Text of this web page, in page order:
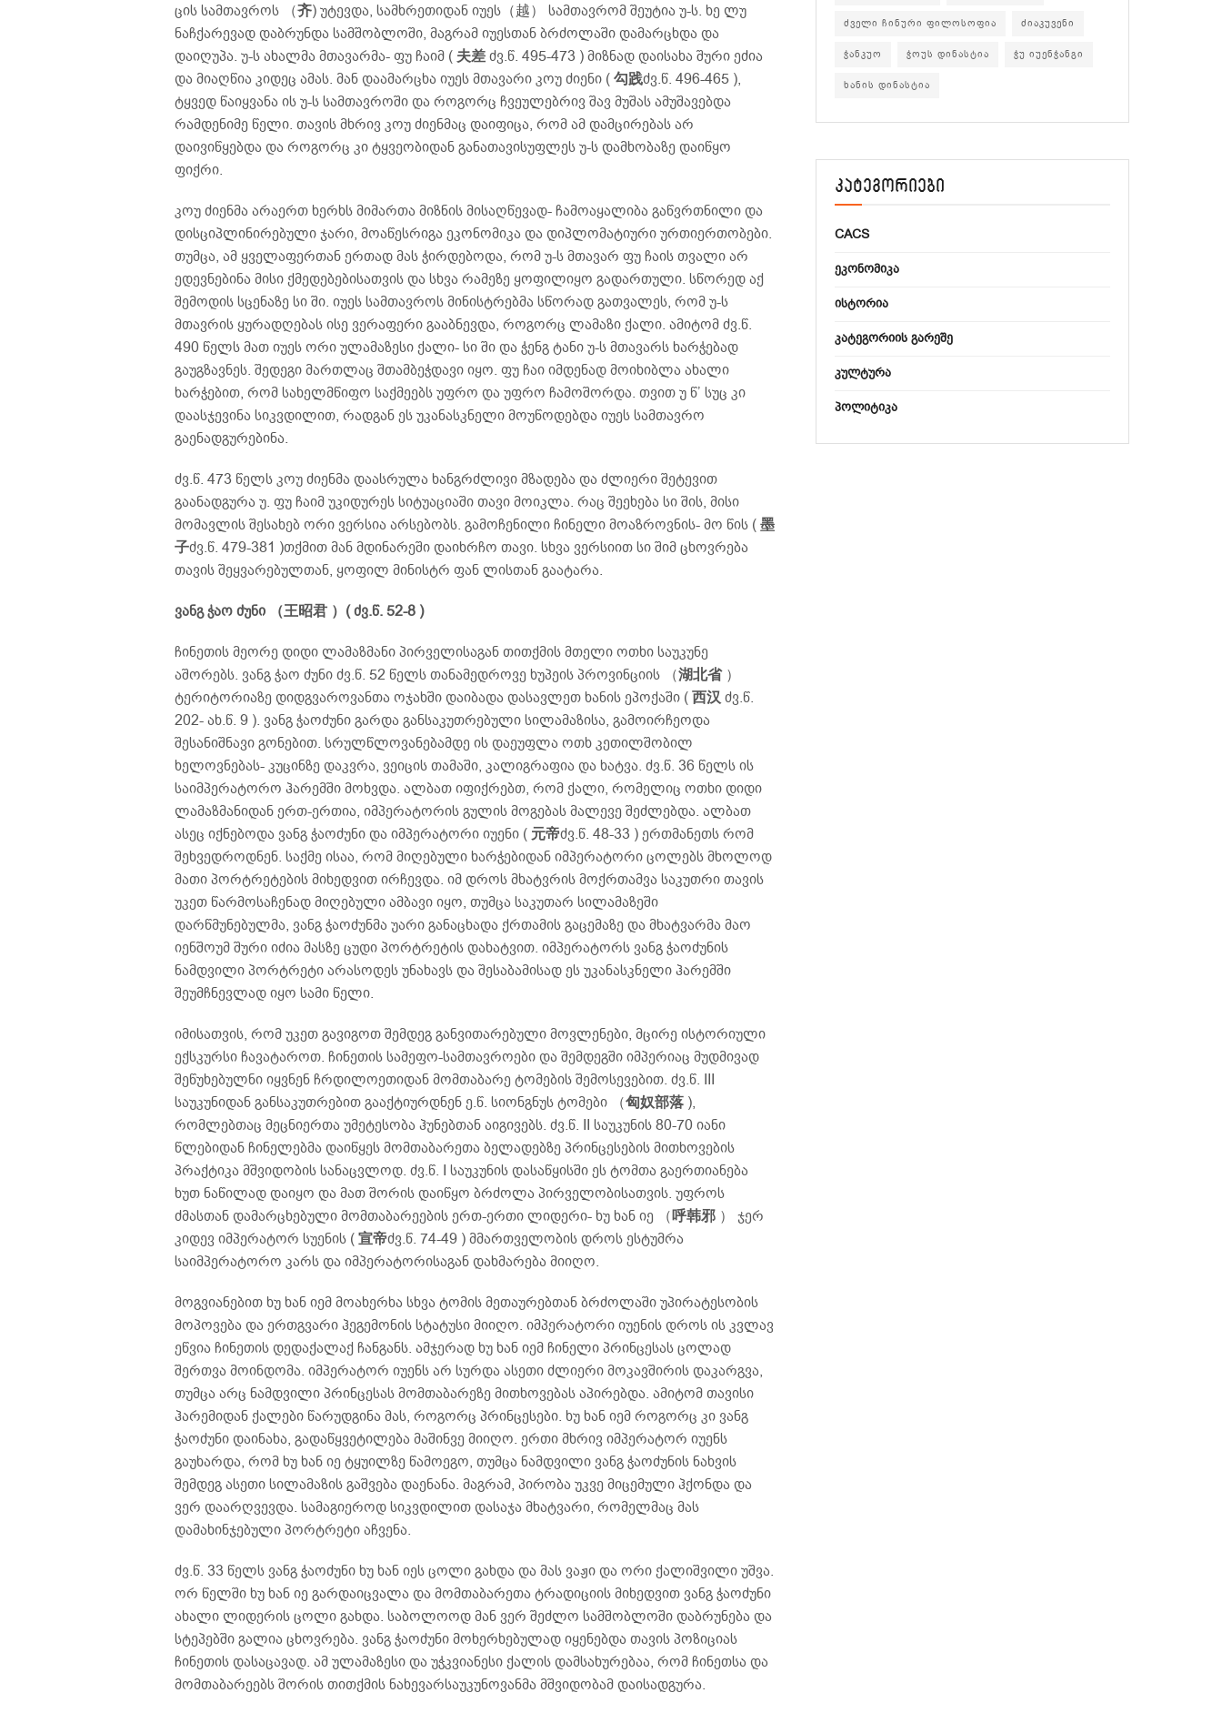
ცის სამთავროს （齐) უტევდა, სამხრეთიდან იუეს（越） სამთავრომ შეუტია უ-ს. ხე ლუ
ნაჩქარევად დაბრუნდა სამშობლოში, მაგრამ იუესთან ბრძოლაში დამარცხდა და
დაიღუპა. უ-ს ახალმა მთავარმა- ფუ ჩაიმ (夫差ძვ.წ. 495-473 ) მიზნად დაისახა შური ეძია
და მიაღწია კიდეც ამას. მან დაამარცხა იუეს მთავარი კოუ ძიენი (勾践ძვ.წ. 496-465 ),
ტყვედ წაიყვანა ის უ-ს სამთავროში და როგორც ჩვეულებრივ შავ მუშას ამუშავებდა
რამდენიმე წელი. თავის მხრივ კოუ ძიენმაც დაიფიცა, რომ ამ დამცირებას არ
დაივიწყებდა და როგორც კი ტყვეობიდან განათავისუფლეს უ-ს დამხობაზე დაიწყო
ფიქრი.
კოუ ძიენმა არაერთ ხერხს მიმართა მიზნის მისაღწევად- ჩამოაყალიბა გაწვრთნილი და
დისციპლინირებული ჯარი, მოაწესრიგა ეკონომიკა და დიპლომატიური ურთიერთობები.
თუმცა, ამ ყველაფერთან ერთად მას ჭირდებოდა, რომ უ-ს მთავარ ფუ ჩაის თვალი არ
ედევნებინა მისი ქმედებებისათვის და სხვა რამეზე ყოფილიყო გადართული. სწორედ აქ
შემოდის სცენაზე სი ში. იუეს სამთავროს მინისტრებმა სწორად გათვალეს, რომ უ-ს
მთავრის ყურადღებას ისე ვერაფერი გააბნევდა, როგორც ლამაზი ქალი. ამიტომ ძვ.წ.
490 წელს მათ იუეს ორი ულამაზესი ქალი- სი ში და ჭენგ ტანი უ-ს მთავარს ხარჭებად
გაუგზავნეს. შედეგი მართლაც შთამბეჭდავი იყო. ფუ ჩაი იმდენად მოიხიბლა ახალი
ხარჭებით, რომ სახელმწიფო საქმეებს უფრო და უფრო ჩამოშორდა. თვით უ წ’ სუც კი
დაასჯევინა სიკვდილით, რადგან ეს უკანასკნელი მოუწოდებდა იუეს სამთავრო
გაენადგურებინა.
ძვ.წ. 473 წელს კოუ ძიენმა დაასრულა ხანგრძლივი მზადება და ძლიერი შეტევით
გაანადგურა უ. ფუ ჩაიმ უკიდურეს სიტუაციაში თავი მოიკლა. რაც შეეხება სი შის, მისი
მომავლის შესახებ ორი ვერსია არსებობს. გამოჩენილი ჩინელი მოაზროვნის- მო წის (墨
子ძვ.წ. 479-381 )თქმით მან მდინარეში დაიხრჩო თავი. სხვა ვერსიით სი შიმ ცხოვრება
თავის შეყვარებულთან, ყოფილ მინისტრ ფან ლისთან გაატარა.
ვანგ ჭაო ძუნი （王昭君 ）( ძვ.წ. 52-8 )
ჩინეთის მეორე დიდი ლამაზმანი პირველისაგან თითქმის მთელი ოთხი საუკუნე
აშორებს. ვანგ ჭაო ძუნი ძვ.წ. 52 წელს თანამედროვე ხუპეის პროვინციის （湖北省）
ტერიტორიაზე დიდგვაროვანთა ოჯახში დაიბადა დასავლეთ ხანის ეპოქაში (西汉ძვ.წ.
202- ახ.წ. 9 ). ვანგ ჭაოძუნი გარდა განსაკუთრებული სილამაზისა, გამოირჩეოდა
შესანიშნავი გონებით. სრულწლოვანებამდე ის დაეუფლა ოთხ კეთილშობილ
ხელოვნებას- კუცინზე დაკვრა, ვეიცის თამაში, კალიგრაფია და ხატვა. ძვ.წ. 36 წელს ის
საიმპერატორო ჰარემში მოხვდა. ალბათ იფიქრებთ, რომ ქალი, რომელიც ოთხი დიდი
ლამაზმანიდან ერთ-ერთია, იმპერატორის გულის მოგებას მალევე შეძლებდა. ალბათ
ასეც იქნებოდა ვანგ ჭაოძუნი და იმპერატორი იუენი (元帝ძვ.წ. 48-33 ) ერთმანეთს რომ
შეხვედროდნენ. საქმე ისაა, რომ მიღებული ხარჭებიდან იმპერატორი ცოლებს მხოლოდ
მათი პორტრეტების მიხედვით ირჩევდა. იმ დროს მხატვრის მოქრთამვა საკუთრი თავის
უკეთ წარმოსაჩენად მიღებული ამბავი იყო, თუმცა საკუთარ სილამაზეში
დარწმუნებულმა, ვანგ ჭაოძუნმა უარი განაცხადა ქრთამის გაცემაზე და მხატვარმა მაო
იენშოუმ შური იძია მასზე ცუდი პორტრეტის დახატვით. იმპერატორს ვანგ ჭაოძუნის
ნამდვილი პორტრეტი არასოდეს უნახავს და შესაბამისად ეს უკანასკნელი ჰარემში
შეუმჩნევლად იყო სამი წელი.
იმისათვის, რომ უკეთ გავიგოთ შემდეგ განვითარებული მოვლენები, მცირე ისტორიული
ექსკურსი ჩავატაროთ. ჩინეთის სამეფო-სამთავროები და შემდეგში იმპერიაც მუდმივად
შეწუხებულნი იყვნენ ჩრდილოეთიდან მომთაბარე ტომების შემოსევებით. ძვ.წ. III
საუკუნიდან განსაკუთრებით გააქტიურდნენ ე.წ. სიონგნუს ტომები （匈奴部落 ),
რომლებთაც მეცნიერთა უმეტესობა ჰუნებთან აიგივებს. ძვ.წ. II საუკუნის 80-70 იანი
წლებიდან ჩინელებმა დაიწყეს მომთაბარეთა ბელადებზე პრინცესების მითხოვების
პრაქტიკა მშვიდობის სანაცვლოდ. ძვ.წ. I საუკუნის დასაწყისში ეს ტომთა გაერთიანება
ხუთ ნაწილად დაიყო და მათ შორის დაიწყო ბრძოლა პირველობისათვის. უფროს
ძმასთან დამარცხებული მომთაბარეების ერთ-ერთი ლიდერი- ხუ ხან იე （呼韩邪 ） ჯერ
კიდევ იმპერატორ სუენის (宣帝ძვ.წ. 74-49 ) მმართველობის დროს ესტუმრა
საიმპერატორო კარს და იმპერატორისაგან დახმარება მიიღო.
მოგვიანებით ხუ ხან იემ მოახერხა სხვა ტომის მეთაურებთან ბრძოლაში უპირატესობის
მოპოვება და ერთგვარი ჰეგემონის სტატუსი მიიღო. იმპერატორი იუენის დროს ის კვლავ
ეწვია ჩინეთის დედაქალაქ ჩანგანს. ამჯერად ხუ ხან იემ ჩინელი პრინცესას ცოლად
შერთვა მოინდომა. იმპერატორ იუენს არ სურდა ასეთი ძლიერი მოკავშირის დაკარგვა,
თუმცა არც ნამდვილი პრინცესას მომთაბარეზე მითხოვებას აპირებდა. ამიტომ თავისი
ჰარემიდან ქალები წარუდგინა მას, როგორც პრინცესები. ხუ ხან იემ როგორც კი ვანგ
ჭაოძუნი დაინახა, გადაწყვეტილება მაშინვე მიიღო. ერთი მხრივ იმპერატორ იუენს
გაუხარდა, რომ ხუ ხან იე ტყუილზე წამოეგო, თუმცა ნამდვილი ვანგ ჭაოძუნის ნახვის
შემდეგ ასეთი სილამაზის გაშვება დაენანა. მაგრამ, პირობა უკვე მიცემული ჰქონდა და
ვერ დაარღვევდა. სამაგიეროდ სიკვდილით დასაჯა მხატვარი, რომელმაც მას
დამახინჯებული პორტრეტი აჩვენა.
ძვ.წ. 33 წელს ვანგ ჭაოძუნი ხუ ხან იეს ცოლი გახდა და მას ვაჟი და ორი ქალიშვილი უშვა.
ორ წელში ხუ ხან იე გარდაიცვალა და მომთაბარეთა ტრადიციის მიხედვით ვანგ ჭაოძუნი
ახალი ლიდერის ცოლი გახდა. საბოლოოდ მან ვერ შეძლო სამშობლოში დაბრუნება და
სტეპებში გალია ცხოვრება. ვანგ ჭაოძუნი მოხერხებულად იყენებდა თავის პოზიციას
ჩინეთის დასაცავად. ამ ულამაზესი და უჭკვიანესი ქალის დამსახურებაა, რომ ჩინეთსა და
მომთაბარეებს შორის თითქმის ნახევარსაუკუნოვანმა მშვიდობამ დაისადგურა.
ძველი ჩინური ფილოსოფია ძიაკუვენი
ჭანკუო ჭოუს დინასტია ჭუ იუენჭანგი
ხანის დინასტია
კატეგორიები
CACS
ᲔᲙᲝᲜᲝᲛᲘᲙᲐ
ᲘᲡᲢᲝᲠᲘᲐ
ᲙᲐᲢᲔᲒᲝᲠᲘᲘᲡ ᲒᲐᲠᲔᲨᲔ
ᲙᲣᲚᲢᲣᲠᲐ
ᲞᲝᲚᲘᲢᲘᲙᲐ